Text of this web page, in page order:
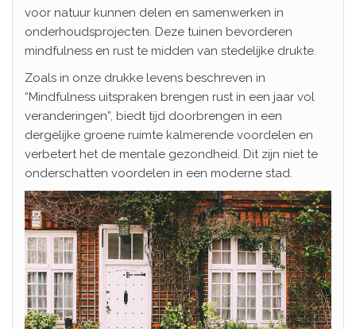
voor natuur kunnen delen en samenwerken in
onderhoudsprojecten. Deze tuinen bevorderen
mindfulness en rust te midden van stedelijke drukte.
Zoals in onze drukke levens beschreven in
“Mindfulness uitspraken brengen rust in een jaar vol
veranderingen”, biedt tijd doorbrengen in een
dergelijke groene ruimte kalmerende voordelen en
verbetert het de mentale gezondheid. Dit zijn niet te
onderschatten voordelen in een moderne stad.